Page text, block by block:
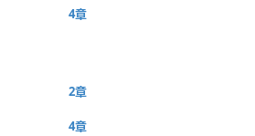
4章
2章
4章